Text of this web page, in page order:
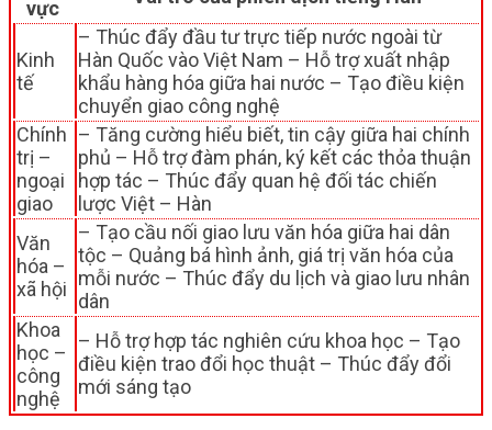
vực
Kinh
tế
– Thúc đẩy đầu tư trực tiếp nước ngoài từ
Hàn Quốc vào Việt Nam – Hỗ trợ xuất nhập
khẩu hàng hóa giữa hai nước – Tạo điều kiện
chuyển giao công nghệ
Chính
trị –
ngoại
giao
– Tăng cường hiểu biết, tin cậy giữa hai chính
phủ – Hỗ trợ đàm phán, ký kết các thỏa thuận
hợp tác – Thúc đẩy quan hệ đối tác chiến
lược Việt – Hàn
Văn
hóa –
xã hội
– Tạo cầu nối giao lưu văn hóa giữa hai dân
tộc – Quảng bá hình ảnh, giá trị văn hóa của
mỗi nước – Thúc đẩy du lịch và giao lưu nhân
dân
Khoa
học –
công
nghệ
– Hỗ trợ hợp tác nghiên cứu khoa học – Tạo
điều kiện trao đổi học thuật – Thúc đẩy đổi
mới sáng tạo